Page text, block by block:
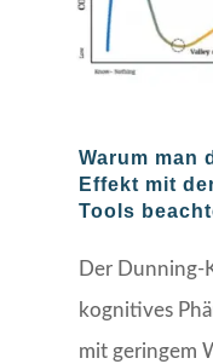
Warum man
Effekt mit
Tools
Der Dunning-
kognitives
mit geringem